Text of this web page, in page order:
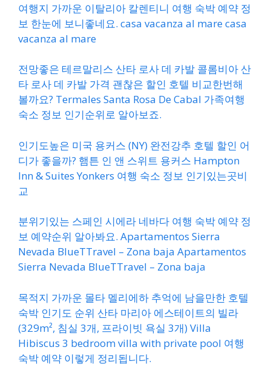
여행지 가까운 이탈리아 칼렌티니 여행 숙박 예약 정
보 한눈에 보니좋네요. casa vacanza al mare casa
vacanza al mare
전망좋은 테르말리스 산타 로사 데 카발 콜롬비아 산
타 로사 데 카발 가격 괜찮은 할인 호텔 비교한번해
볼까요? Termales Santa Rosa De Cabal 가족여행
숙소 정보 인기순위로 알아보죠.
인기도높은 미국 용커스 (NY) 완전강추 호텔 할인 어
디가 좋을까? 햄튼 인 앤 스위트 용커스 Hampton
Inn & Suites Yonkers 여행 숙소 정보 인기있는곳비
교
분위기있는 스페인 시에라 네바다 여행 숙박 예약 정
보 예약순위 알아봐요. Apartamentos Sierra
Nevada BlueTTravel – Zona baja Apartamentos
Sierra Nevada BlueTTravel – Zona baja
목적지 가까운 몰타 멜리에하 추억에 남을만한 호텔
숙박 인기도 순위 산타 마리아 에스테이트의 빌라
(329m², 침실 3개, 프라이빗 욕실 3개) Villa
Hibiscus 3 bedroom villa with private pool 여행
숙박 예약 이렇게 정리됩니다.